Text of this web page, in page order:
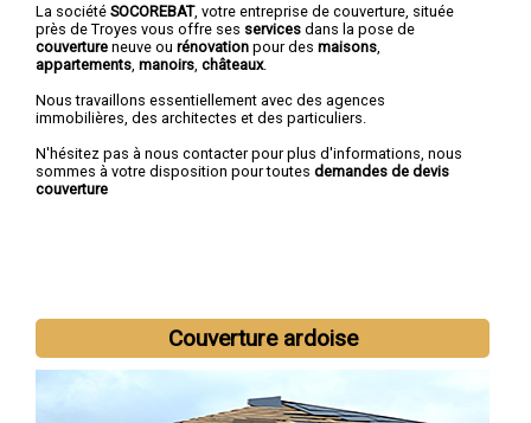
La société SOCOREBAT, votre entreprise de couverture , située
près de Troyes vous offre ses services dans la pose de
couverture neuve ou rénovation pour des maisons
appartements manoirs châteaux.
Nous travaillons essentiellement avec des agences
immobilières, des architectes et des particuliers.
N'hésitez pas à nous contacter pour plus d'informations, nous
sommes à votre disposition pour toutes demandes de devis
couverture
Nous intervenons aussi dans les villes suivantes :Troyes,
La Chapelle-Saint-Luc, Saint-André-les-
Vergers,Sainte-Savine,Saint-Julien-les-Villas,Nogent-sur-
Seine,Bar-sur-Aube,Pont-Sainte-Marie Bar-sur-Seine
Couverture ardoise